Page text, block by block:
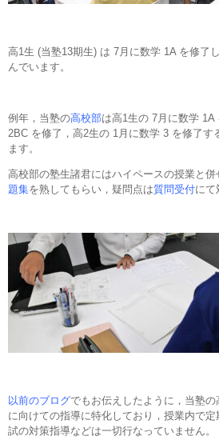
高1生 (当塾13期生) は 7月に数学 1A を修了
んでいます。
例年，当塾の高校部は高1生の 7月に数学
2BC を修了，高2生の 1月に数学 3 を修了す
ます。
高校部の塾生諸君にはハイペースの授業と併
題集を熟してもらい，疑問点は質問受付にて
以前のブログでもお伝えしたように，当塾の
に向けての指導に特化しており，授業内で
試の対策指導などは一切行なっていません。